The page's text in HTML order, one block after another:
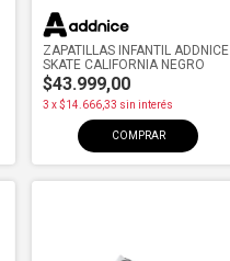
ZAPATILLAS INFANTIL ADDNICE
SKATE CALIFORNIA NEGRO
$43.999,00
3 x$14.666,33 sin interés
COMPRAR